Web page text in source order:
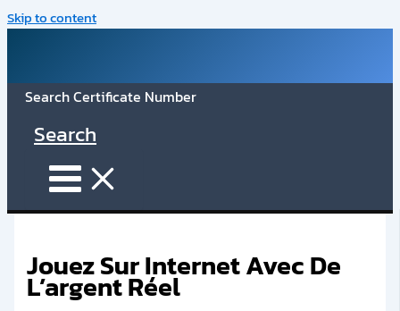
Skip to content
Search Certificate Number
Search
Jouez Sur Internet Avec De
L’argent Réel